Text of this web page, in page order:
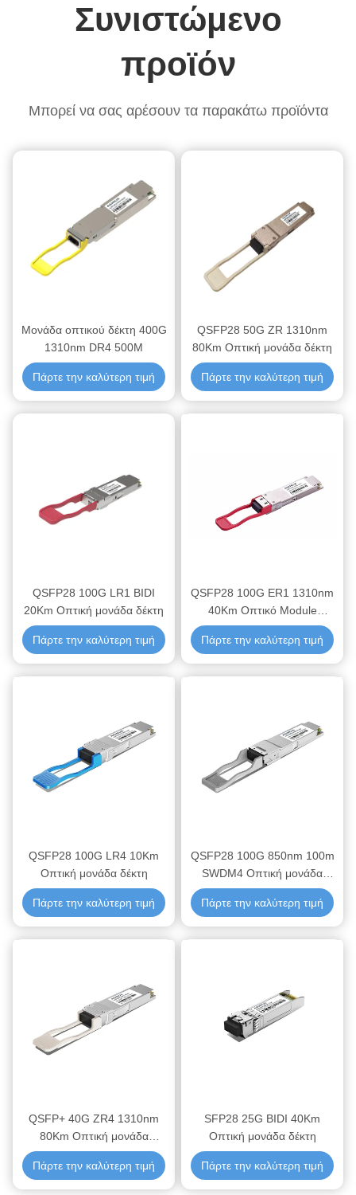
Συνιστώμενο
προϊόν
Μπορεί να σας αρέσουν τα παρακάτω προϊόντα
Μονάδα οπτικού δέκτη 400G
1310nm DR4 500M
Πάρτε την καλύτερη τιμή
QSFP28 50G ZR 1310nm
80Km Οπτική μονάδα δέκτη
Πάρτε την καλύτερη τιμή
QSFP28 100G LR1 BIDI
20Km Οπτική μονάδα δέκτη
Πάρτε την καλύτερη τιμή
QSFP28 100G ER1 1310nm
40Km Οπτικό Module
πομπού-δεκτού
Πάρτε την καλύτερη τιμή
QSFP28 100G LR4 10Km
Οπτική μονάδα δέκτη
Πάρτε την καλύτερη τιμή
QSFP28 100G 850nm 100m
SWDM4 Οπτική μονάδα
δέκτη
Πάρτε την καλύτερη τιμή
QSFP+ 40G ZR4 1310nm
80Km Οπτική μονάδα
πομποδέκτη
Πάρτε την καλύτερη τιμή
SFP28 25G BIDI 40Km
Οπτική μονάδα δέκτη
Πάρτε την καλύτερη τιμή